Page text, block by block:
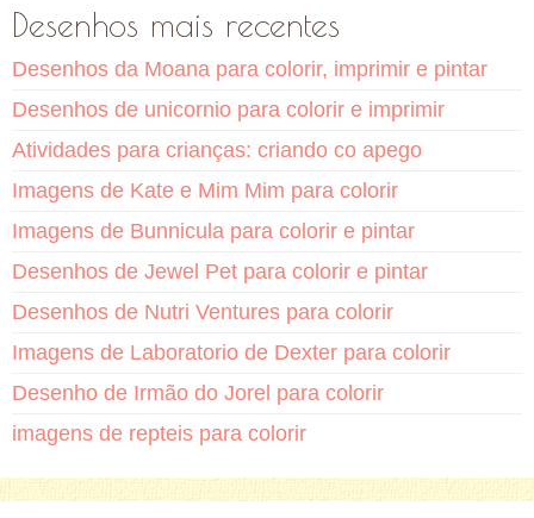
Desenhos mais recentes
Desenhos da Moana para colorir, imprimir e pintar
Desenhos de unicornio para colorir e imprimir
Atividades para crianças: criando co apego
Imagens de Kate e Mim Mim para colorir
Imagens de Bunnicula para colorir e pintar
Desenhos de Jewel Pet para colorir e pintar
Desenhos de Nutri Ventures para colorir
Imagens de Laboratorio de Dexter para colorir
Desenho de Irmão do Jorel para colorir
imagens de repteis para colorir